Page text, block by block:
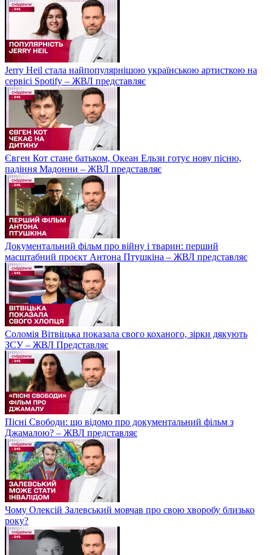
Jerry Heil стала найпопулярнішою українською артисткою на
сервісі Spotify – ЖВЛ представляє
Євген Кот стане батьком, Океан Ельзи готує нову пісню,
падіння Мадонни – ЖВЛ представляє
Документальний фільм про війну і тварин: перший
масштабний проєкт Антона Птушкіна – ЖВЛ представляє
Соломія Вітвіцька показала свого коханого, зірки дякують
ЗСУ – ЖВЛ Представляє
Пісні Свободи: що відомо про документальний фільм з
Джамалою? – ЖВЛ представляє
Чому Олексій Залевський мовчав про свою хворобу близько
року?